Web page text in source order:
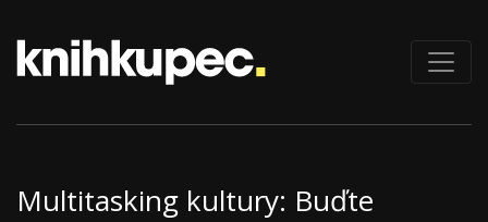
Multitasking kultury: Buďte